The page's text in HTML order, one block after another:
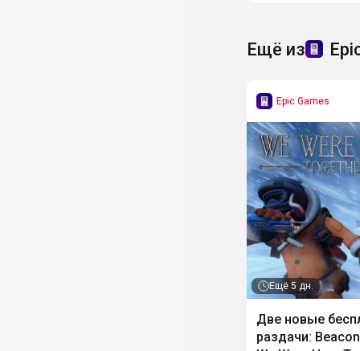
Ещё из
Epic Games
Ещё 5 дн.
Две новые
раздачи: